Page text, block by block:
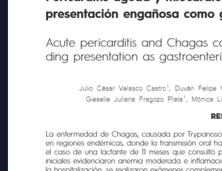
Pericarditis aguda y
presentación engañosa como
Acute pericarditis and Chagas
ding presentation as
La enfermedad de Chagas, causada por
en regiones endémicas, donde la transmisión oral ha
el caso de una lactante de 11 meses que consultó
iniciales evidenciaron anemia moderada e
Julio César Velasco Castro
1
, Duván
Gieselle Juliana Fragozo Plata
1
,